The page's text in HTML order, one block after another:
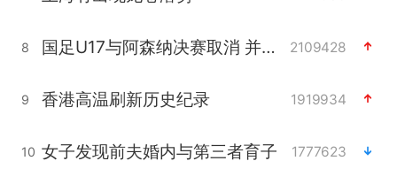
8 国足U17与阿森纳决赛取消 并列冠军 2109428
9 香港高温刷新历史纪录 1919934
10 女子发现前夫婚内与第三者育子 1777623